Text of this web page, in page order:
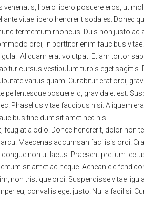
libero libero posuere eros, ut
vitae libero hendrerit sodales. Donec
fermentum rhoncus. Duis non justo ac
orci, in porttitor enim faucibus
Aliquam erat volutpat. Etiam tortor
cursus vestibulum turpis eget
varius quam. Curabitur erat orci,
pellentesque posuere id, gravida et est.
Phasellus vitae faucibus nisi. Aliquam
tincidunt sit amet nec nisl.
a odio. Donec hendrerit, dolor non
Maecenas accumsan facilisis orci.
non ut lacus. Praesent pretium
sit amet ac neque. Aenean eleifend
non tristique orci. Suspendisse vitae
eu, convallis eget justo. Nulla facilisi.